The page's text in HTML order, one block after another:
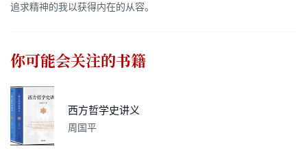
追求精神的我以获得内在的从容。
你可能会关注的书籍
西方哲学史讲义
周国平